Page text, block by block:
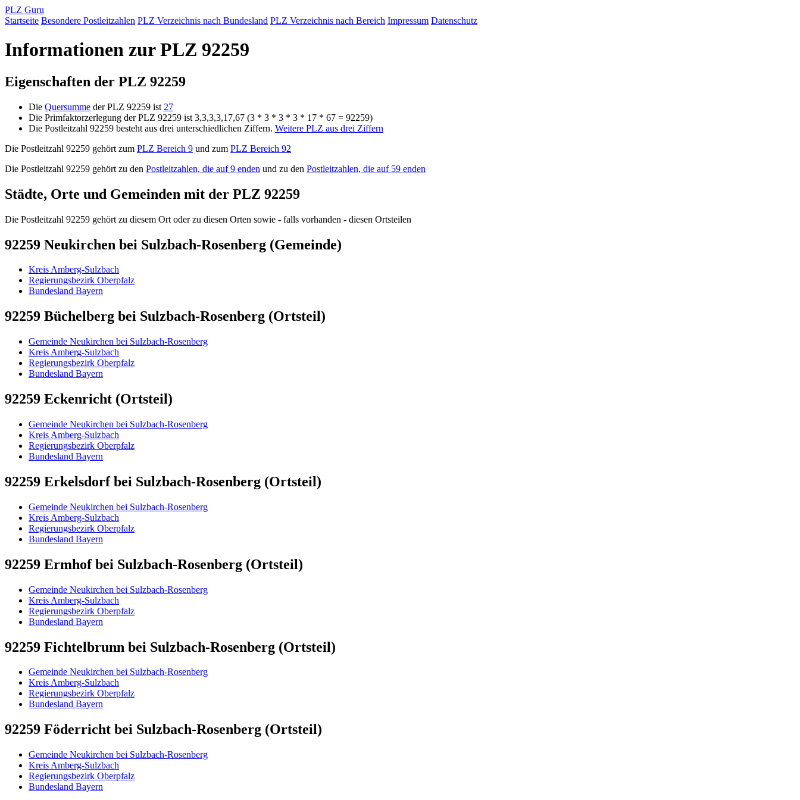
PLZ Guru
Startseite Besondere Postleitzahlen PLZ Verzeichnis nach Bundesland PLZ Verzeichnis nach Bereich Impressum Datenschutz
Informationen zur PLZ 92259
Eigenschaften der PLZ 92259
Die Quersumme der PLZ 92259 ist 27
Die Primfaktorzerlegung der PLZ 92259 ist 3,3,3,3,17,67 (3 * 3 * 3 * 3 * 17 * 67 = 92259)
Die Postleitzahl 92259 besteht aus drei unterschiedlichen Ziffern. Weitere PLZ aus drei Ziffern
Die Postleitzahl 92259 gehört zum PLZ Bereich 9 und zum PLZ Bereich 92
Die Postleitzahl 92259 gehört zu den Postleitzahlen, die auf 9 enden und zu den Postleitzahlen, die auf 59 enden
Städte, Orte und Gemeinden mit der PLZ 92259
Die Postleitzahl 92259 gehört zu diesem Ort oder zu diesen Orten sowie - falls vorhanden - diesen Ortsteilen
92259 Neukirchen bei Sulzbach-Rosenberg (Gemeinde)
Kreis Amberg-Sulzbach
Regierungsbezirk Oberpfalz
Bundesland Bayern
92259 Büchelberg bei Sulzbach-Rosenberg (Ortsteil)
Gemeinde Neukirchen bei Sulzbach-Rosenberg
Kreis Amberg-Sulzbach
Regierungsbezirk Oberpfalz
Bundesland Bayern
92259 Eckenricht (Ortsteil)
Gemeinde Neukirchen bei Sulzbach-Rosenberg
Kreis Amberg-Sulzbach
Regierungsbezirk Oberpfalz
Bundesland Bayern
92259 Erkelsdorf bei Sulzbach-Rosenberg (Ortsteil)
Gemeinde Neukirchen bei Sulzbach-Rosenberg
Kreis Amberg-Sulzbach
Regierungsbezirk Oberpfalz
Bundesland Bayern
92259 Ermhof bei Sulzbach-Rosenberg (Ortsteil)
Gemeinde Neukirchen bei Sulzbach-Rosenberg
Kreis Amberg-Sulzbach
Regierungsbezirk Oberpfalz
Bundesland Bayern
92259 Fichtelbrunn bei Sulzbach-Rosenberg (Ortsteil)
Gemeinde Neukirchen bei Sulzbach-Rosenberg
Kreis Amberg-Sulzbach
Regierungsbezirk Oberpfalz
Bundesland Bayern
92259 Föderricht bei Sulzbach-Rosenberg (Ortsteil)
Gemeinde Neukirchen bei Sulzbach-Rosenberg
Kreis Amberg-Sulzbach
Regierungsbezirk Oberpfalz
Bundesland Bayern